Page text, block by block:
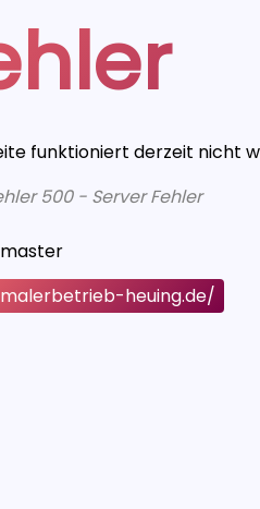
funktioniert derzeit nicht
500 - Server Fehler
heuing.de/